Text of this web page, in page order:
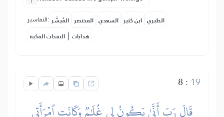
التفاسير: المُيسَّر المختصر السعدي ابن كثير الطبري
النفحات المكية | هدايات
8 : 19
قَالَ رَبِّ أَنَّىٰ يَكُونُ لِي غُلَٰمٞ وَكَانَتِ ٱمۡرَأَتِي